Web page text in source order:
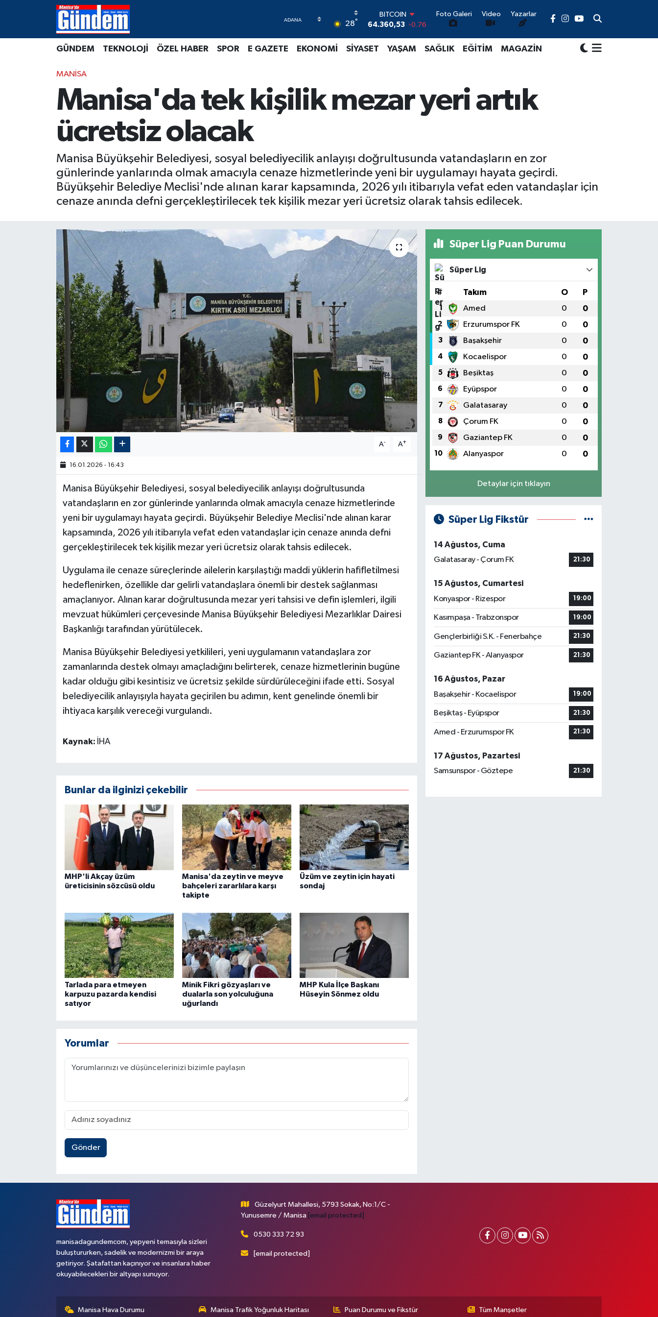
28°
BITCOIN
64.360,53
-0.76
EURO
GRAM ALTIN
6574.81
1.44
Foto Galeri Video Yazarlar
GÜNDEM TEKNOLOJİ ÖZEL HABER SPOR E GAZETE EKONOMİ SİYASET YAŞAM SAĞLIK EĞİTİM MAGAZİN
MANİSA
Manisa'da tek kişilik mezar yeri artık
ücretsiz olacak
Manisa Büyükşehir Belediyesi, sosyal belediyecilik anlayışı doğrultusunda vatandaşların en zor
günlerinde yanlarında olmak amacıyla cenaze hizmetlerinde yeni bir uygulamayı hayata geçirdi.
Büyükşehir Belediye Meclisi'nde alınan karar kapsamında, 2026 yılı itibarıyla vefat eden vatandaşlar için
cenaze anında defni gerçekleştirilecek tek kişilik mezar yeri ücretsiz olarak tahsis edilecek.
A- A+
16.01.2026 - 16:43
Manisa Büyükşehir Belediyesi, sosyal belediyecilik anlayışı doğrultusunda
vatandaşların en zor günlerinde yanlarında olmak amacıyla cenaze hizmetlerinde
yeni bir uygulamayı hayata geçirdi. Büyükşehir Belediye Meclisi'nde alınan karar
kapsamında, 2026 yılı itibarıyla vefat eden vatandaşlar için cenaze anında defni
gerçekleştirilecek tek kişilik mezar yeri ücretsiz olarak tahsis edilecek.
Uygulama ile cenaze süreçlerinde ailelerin karşılaştığı maddi yüklerin hafifletilmesi
hedeflenirken, özellikle dar gelirli vatandaşlara önemli bir destek sağlanması
amaçlanıyor. Alınan karar doğrultusunda mezar yeri tahsisi ve defin işlemleri, ilgili
mevzuat hükümleri çerçevesinde Manisa Büyükşehir Belediyesi Mezarlıklar Dairesi
Başkanlığı tarafından yürütülecek.
Manisa Büyükşehir Belediyesi yetkilileri, yeni uygulamanın vatandaşlara zor
zamanlarında destek olmayı amaçladığını belirterek, cenaze hizmetlerinin bugüne
kadar olduğu gibi kesintisiz ve ücretsiz şekilde sürdürüleceğini ifade etti. Sosyal
belediyecilik anlayışıyla hayata geçirilen bu adımın, kent genelinde önemli bir
ihtiyaca karşılık vereceği vurgulandı.
Kaynak: İHA
Bunlar da ilginizi çekebilir
MHP'li Akçay üzüm
üreticisinin sözcüsü oldu
Manisa'da zeytin ve meyve
bahçeleri zararlılara karşı
takipte
Üzüm ve zeytin için hayati
sondaj
Tarlada para etmeyen
karpuzu pazarda kendisi
satıyor
Minik Fikri gözyaşları ve
dualarla son yolculuğuna
uğurlandı
MHP Kula İlçe Başkanı
Hüseyin Sönmez oldu
Yorumlar
Gönder
Süper Lig Puan Durumu
Süper Lig
# Takım O P
1 Amed 0 0
2 Erzurumspor FK 0 0
3 Başakşehir 0 0
4 Kocaelispor 0 0
5 Beşiktaş 0 0
6 Eyüpspor 0 0
7 Galatasaray 0 0
8 Çorum FK 0 0
9 Gaziantep FK 0 0
10 Alanyaspor 0 0
Detaylar için tıklayın
Süper Lig Fikstür
14 Ağustos, Cuma
Galatasaray - Çorum FK
21:30
15 Ağustos, Cumartesi
Konyaspor - Rizespor
19:00
Kasımpaşa - Trabzonspor 19:00
Gençlerbirliği S.K. - Fenerbahçe 21:30
Gaziantep FK - Alanyaspor 21:30
16 Ağustos, Pazar
Başakşehir - Kocaelispor
19:00
Beşiktaş - Eyüpspor 21:30
Amed - Erzurumspor FK 21:30
17 Ağustos, Pazartesi
Samsunspor - Göztepe
21:30
manisadagundemcom, yepyeni temasıyla sizleri
buluştururken, sadelik ve modernizmi bir araya
getiriyor. Şatafattan kaçınıyor ve insanlara haber
okuyabilecekleri bir altyapı sunuyor.
Güzelyurt Mahallesi, 5793 Sokak, No:1/C -
Yunusemre / Manisa [email protected]
0530 333 72 93
[email protected]
Manisa Hava Durumu Manisa Trafik Yoğunluk Haritası Puan Durumu ve Fikstür Tüm Manşetler
Manisa Hava Durumu
Süper Lig Puan Durumu ve Fikstür
Tüm Manşetler
Son Dakika Haberleri
Haber Arşivi